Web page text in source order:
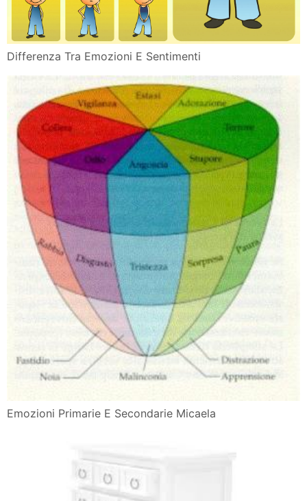
Differenza Tra Emozioni E Sentimenti
Emozioni Primarie E Secondarie Micaela